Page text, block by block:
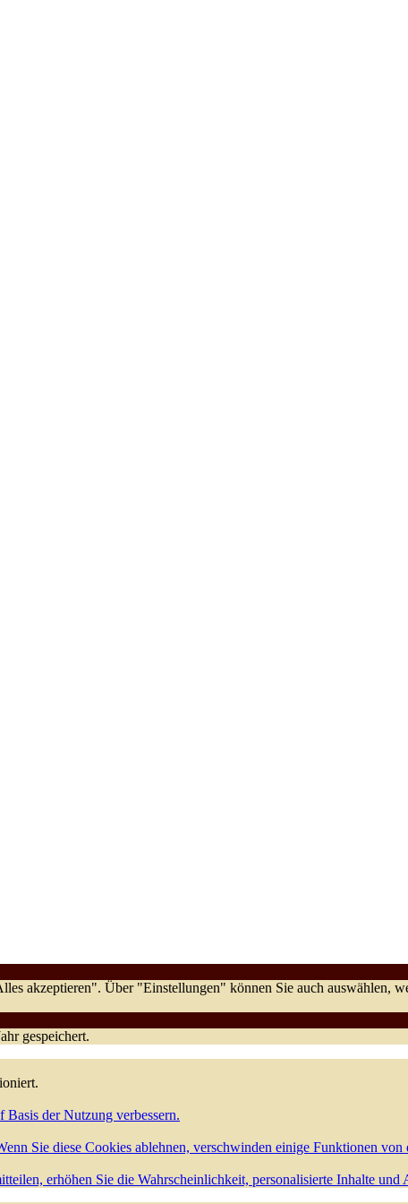
akzeptieren". Über "Einstellungen" können Sie auch auswählen,
gespeichert.
der Nutzung verbessern.
Sie diese Cookies ablehnen, verschwinden einige Funktionen von
erhöhen Sie die Wahrscheinlichkeit, personalisierte Inhalte und